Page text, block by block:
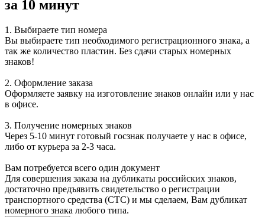
за 10 минут
1. Выбираете тип номера
Вы выбираете тип необходимого регистрационного знака, а
так же количество пластин. Без сдачи старых номерных
знаков!
2. Оформление заказа
Оформляете заявку на изготовление знаков онлайн или у нас
в офисе.
3. Получение номерных знаков
Через 5-10 минут готовый госзнак получаете у нас в офисе,
либо от курьера за 2-3 часа.
Вам потребуется всего один документ
Для совершения заказа на дубликаты российских знаков,
достаточно предъявить свидетельство о регистрации
транспортного средства (СТС) и мы сделаем, Вам дубликат
номерного знака любого типа.